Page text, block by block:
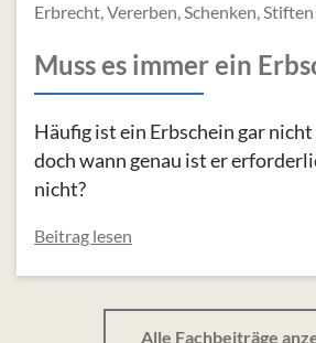
Erbrecht, Vererben, Schenken, Stiften
Muss es immer ein
Häufig ist ein Erbschein gar
doch wann genau ist er
nicht?
Beitrag lesen
Alle Fachbeiträge